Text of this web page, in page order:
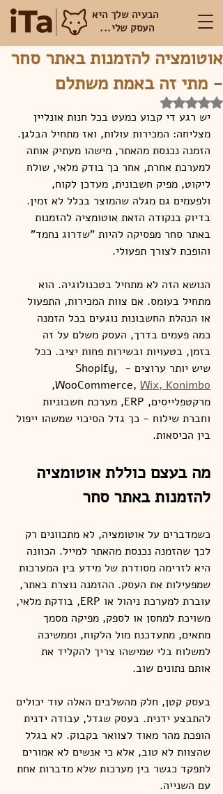
הבעיה שלך היא
העסק שלי...
אוטומציה להזמנות באתר סחר
- מתי זה באמת משתלם
דירוג של NaN מתוך 5 כוכבים
יש רגע די קבוע כמעט בכל חנות אונליין
מצליחה: המכירות עולות, ואז מתחיל הבלגן.
הזמנה נכנסת מהאתר, מישהו מעתיק אותה
למערכת אחרת, אחר כך בודק מלאי, שולח
ליקוט, מפיק חשבונית, מעדכן לקוח,
ולפעמים גם מגלה שהמוצר בכלל לא זמין.
בדיוק בנקודה הזאת אוטומציה להזמנות
באתר סחר מפסיקה להיות "שדרוג נחמד"
והופכת לצורך תפעולי.
הנושא הזה לא מתחיל בטכנולוגיה. הוא
מתחיל בעומס. אם צוות המכירות, התפעול
או הנהלת החשבונות נוגעים בכל הזמנה
כמה פעמים בדרך, העסק משלם על זה
בזמן, בטעויות ובשירות פחות יציב. ככל
שיש יותר ערוצים - Shopify,
WooCommerce, Wix, Konimbo
,
מרקטפלייסים, ERP, מערכת חשבוניות
וחברת שילוח - כך גדל הסיכוי שמשהו ייפול
בין הכיסאות.
מה בעצם כוללת אוטומציה
להזמנות באתר סחר
כשמדברים על אוטומציה, לא מתכוונים רק
לכך שהזמנה נכנסת מהאתר למייל. הכוונה
היא לזרימה מסודרת של מידע בין המערכות
שמפעילות את העסק. ההזמנה נוצרת באתר,
עוברת למערכת ניהול או ERP, בודקת מלאי,
משויכת למחסן או לספק, מפיקה מסמך
מתאים, מתעדכנת מול הלקוח, וממשיכה
למשלוח בלי שמישהו צריך להקליד את
אותם נתונים שוב.
בעסק קטן, חלק מהשלבים האלה עוד יכולים
להתבצע ידנית. בעסק שגדל, עבודה ידנית
הופכת מהר מאוד לצוואר בקבוק. לא בגלל
שהצוות לא טוב, אלא כי אנשים לא אמורים
לתפקד כגשר בין מערכות שלא מדברות אחת
עם השנייה.